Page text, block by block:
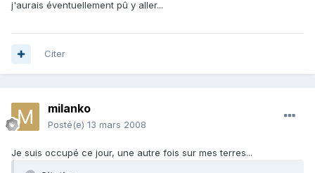
j'aurais éventuellement pû y aller...
Citer
milanko
Posté(e) 13 mars 2008
Je suis occupé ce jour, une autre fois sur mes terres...